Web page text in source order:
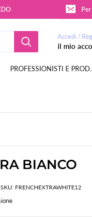
Accedi /
il mio
PROFESSIONISTI E
BIANCO
SKU: FRENCHEXTRAWHITE12